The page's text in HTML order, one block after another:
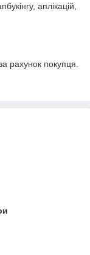
аплікацій,
рахунок покупця.